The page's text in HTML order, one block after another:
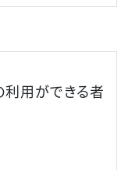
利用ができる者